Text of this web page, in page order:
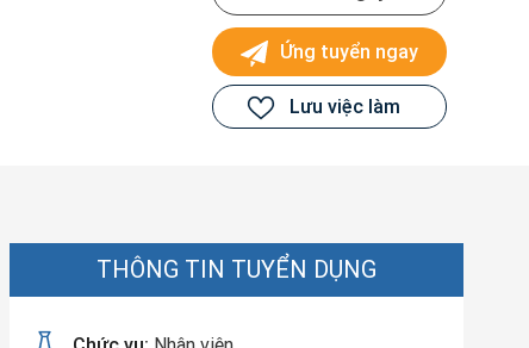
Ứng tuyển ngay
Lưu việc làm
THÔNG TIN TUYỂN DỤNG